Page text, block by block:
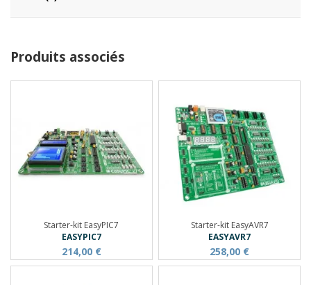
Produits associés
Starter-kit EasyPIC7
EASYPIC7
214,00 €
Starter-kit EasyAVR7
EASYAVR7
258,00 €